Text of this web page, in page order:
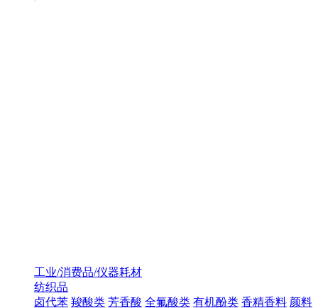
工业/消费品/仪器耗材
纺织品
卤代苯 羧酸类 芳香酸 全氟酸类 有机酚类 香精香料 颜料